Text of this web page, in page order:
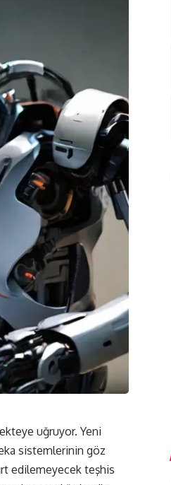
uğruyor. Yeni
sistemlerinin göz
edilemeyecek teşhis